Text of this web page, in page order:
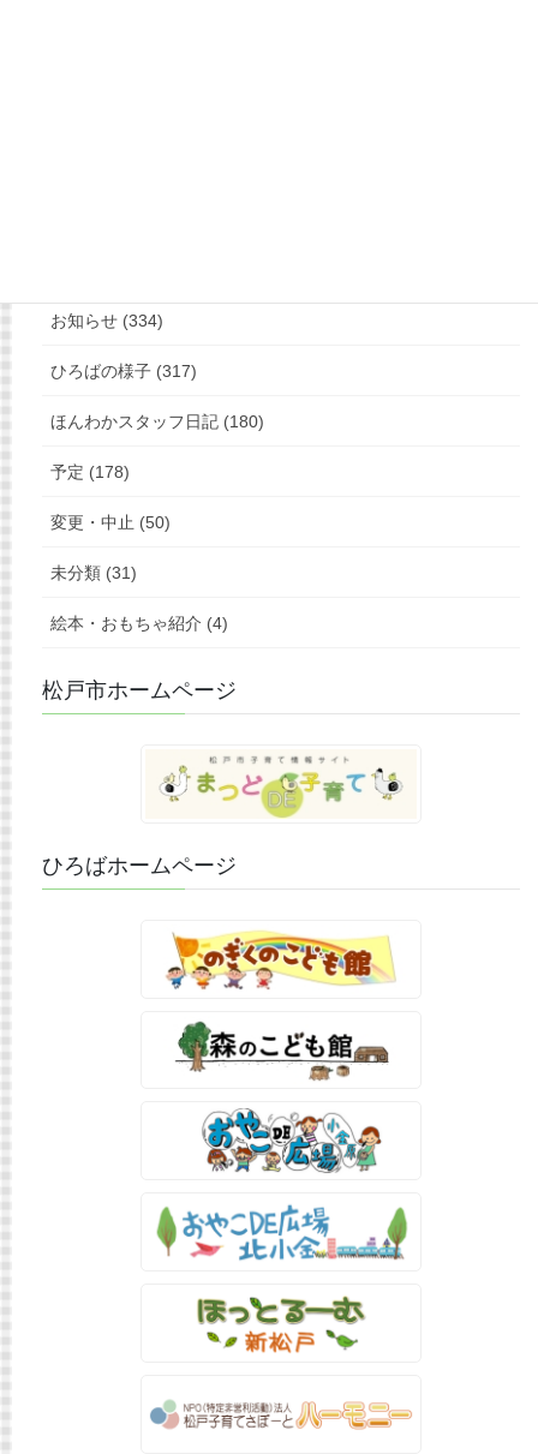
お知らせ (334)
ひろばの様子 (317)
ほんわかスタッフ日記 (180)
予定 (178)
変更・中止 (50)
未分類 (31)
絵本・おもちゃ紹介 (4)
松戸市ホームページ
ひろばホームページ